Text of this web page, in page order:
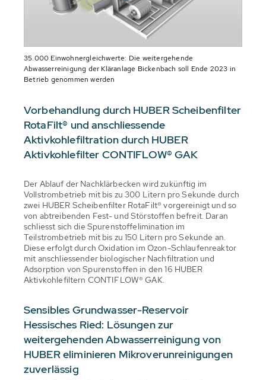
35.000 Einwohnergleichwerte: Die weitergehende
Abwasserreinigung der Kläranlage Bickenbach soll Ende 2023 in
Betrieb genommen werden
Vorbehandlung durch HUBER Scheibenfilter
RotaFilt® und anschliessende
Aktivkohlefiltration durch HUBER
Aktivkohlefilter CONTIFLOW® GAK
Der Ablauf der Nachklärbecken wird zukünftig im
Vollstrombetrieb mit bis zu 300 Litern pro Sekunde durch
zwei HUBER Scheibenfilter RotaFilt® vorgereinigt und so
von abtreibenden Fest- und Störstoffen befreit. Daran
schliesst sich die Spurenstoffelimination im
Teilstrombetrieb mit bis zu 150 Litern pro Sekunde an.
Diese erfolgt durch Oxidation im Ozon-Schlaufenreaktor
mit anschliessender biologischer Nachfiltration und
Adsorption von Spurenstoffen in den 16 HUBER
Aktivkohlefiltern CONTIFLOW® GAK.
Sensibles Grundwasser-Reservoir
Hessisches Ried: Lösungen zur
weitergehenden Abwasserreinigung von
HUBER eliminieren Mikroverunreinigungen
zuverlässig